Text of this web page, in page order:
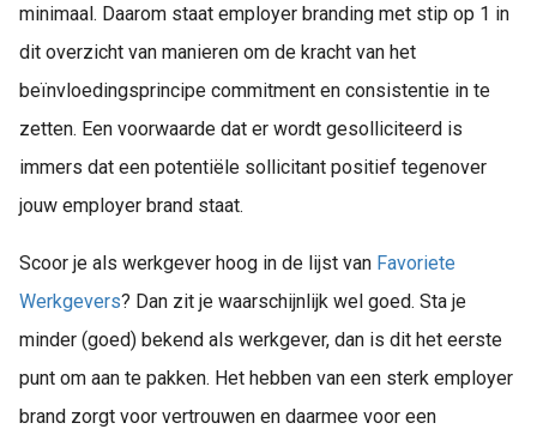
minimaal. Daarom staat employer branding met stip op 1 in
dit overzicht van manieren om de kracht van het
beïnvloedingsprincipe commitment en consistentie in te
zetten. Een voorwaarde dat er wordt gesolliciteerd is
immers dat een potentiële sollicitant positief tegenover
jouw employer brand staat.
Scoor je als werkgever hoog in de lijst van Favoriete
Werkgevers? Dan zit je waarschijnlijk wel goed. Sta je
minder (goed) bekend als werkgever, dan is dit het eerste
punt om aan te pakken. Het hebben van een sterk employer
brand zorgt voor vertrouwen en daarmee voor een